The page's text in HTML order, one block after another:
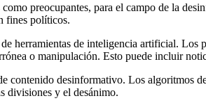
preocupantes, para el campo de la
fines políticos.
herramientas de inteligencia artificial. Los
o manipulación. Esto puede incluir
contenido desinformativo. Los algoritmos
divisiones y el desánimo.